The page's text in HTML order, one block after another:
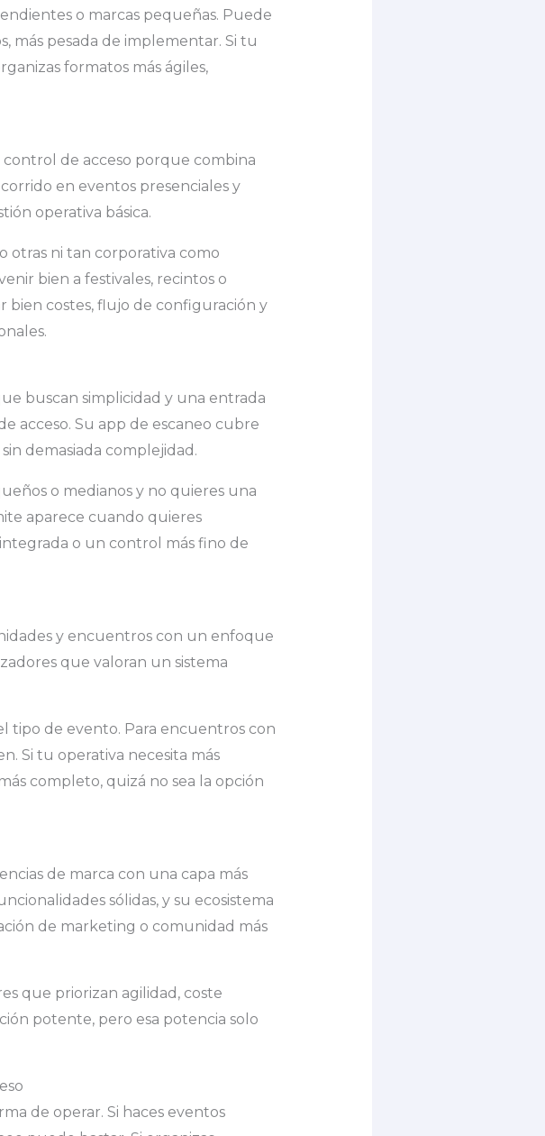
o marcas pequeñas. Puede
más pesada de implementar. Si tu
formatos más ágiles,
de acceso porque combina
en eventos presenciales y
operativa básica.
otras ni tan corporativa como
bien a festivales, recintos o
bien costes, flujo de configuración y
buscan simplicidad y una entrada
acceso. Su app de escaneo cubre
demasiada complejidad.
o medianos y no quieres una
aparece cuando quieres
o un control más fino de
y encuentros con un enfoque
que valoran un sistema
tipo de evento. Para encuentros con
Si tu operativa necesita más
completo, quizá no sea la opción
de marca con una capa más
sólidas, y su ecosistema
de marketing o comunidad más
que priorizan agilidad, coste
potente, pero esa potencia solo
de operar. Si haces eventos